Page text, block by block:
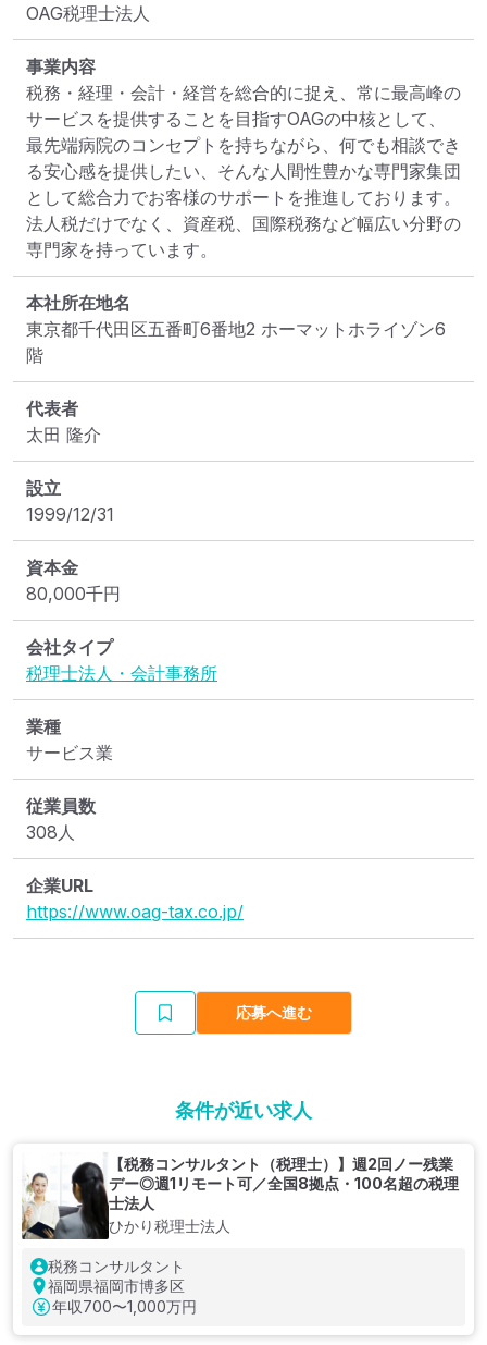
OAG税理士法人
事業内容
税務・経理・会計・経営を総合的に捉え、常に最高峰の
サービスを提供することを目指すOAGの中核として、
最先端病院のコンセプトを持ちながら、何でも相談でき
る安心感を提供したい、そんな人間性豊かな専門家集団
として総合力でお客様のサポートを推進しております。
法人税だけでなく、資産税、国際税務など幅広い分野の
専門家を持っています。
本社所在地名
東京都千代田区五番町6番地2 ホーマットホライゾン6
階
代表者
太田 隆介
設立
1999/12/31
資本金
80,000千円
会社タイプ
税理士法人・会計事務所
業種
サービス業
従業員数
308人
企業URL
https://www.oag-tax.co.jp/
応募へ進む
条件が近い求人
【税務コンサルタント（税理士）】週2回ノー残業
デー◎週1リモート可／全国8拠点・100名超の税理
士法人
ひかり税理士法人
税務コンサルタント
福岡県福岡市博多区
年収700〜1,000万円